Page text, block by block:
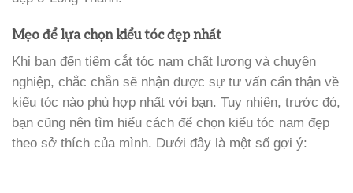
Mẹo để lựa chọn kiểu tóc đẹp nhất
Khi bạn đến tiệm cắt tóc nam chất lượng và chuyên
nghiệp, chắc chắn sẽ nhận được sự tư vấn cẩn thận về
kiểu tóc nào phù hợp nhất với bạn. Tuy nhiên, trước đó,
bạn cũng nên tìm hiểu cách để chọn kiểu tóc nam đẹp
theo sở thích của mình. Dưới đây là một số gợi ý: